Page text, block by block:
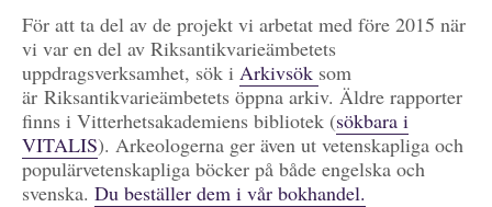
För att ta del av de projekt vi arbetat med före 2015 när
vi var en del av Riksantikvarieämbetets
uppdragsverksamhet, sök i Arkivsök som
är Riksantikvarieämbetets öppna arkiv. Äldre rapporter
finns i Vitterhetsakademiens bibliotek (sökbara i
VITALIS). Arkeologerna ger även ut vetenskapliga och
populärvetenskapliga böcker på både engelska och
svenska. Du beställer dem i vår bokhandel.